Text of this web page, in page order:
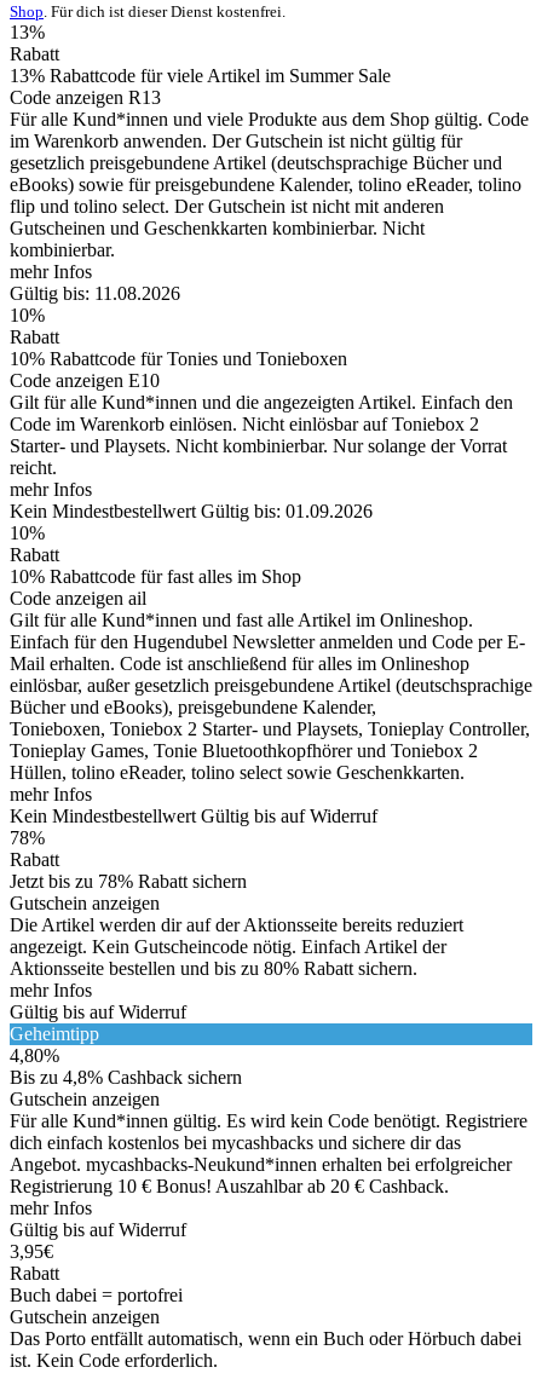
Shop . Für dich ist dieser Dienst kostenfrei.
13%
Rabatt
13% Rabattcode für viele Artikel im Summer Sale
Code anzeigen R13
Für alle Kund*innen und viele Produkte aus dem Shop gültig. Code
im Warenkorb anwenden. Der Gutschein ist nicht gültig für
gesetzlich preisgebundene Artikel (deutschsprachige Bücher und
eBooks) sowie für preisgebundene Kalender, tolino eReader, tolino
flip und tolino select. Der Gutschein ist nicht mit anderen
Gutscheinen und Geschenkkarten kombinierbar. Nicht
kombinierbar.
mehr Infos
Gültig bis: 11.08.2026
10%
Rabatt
10% Rabattcode für Tonies und Tonieboxen
Code anzeigen E10
Gilt für alle Kund*innen und die angezeigten Artikel. Einfach den
Code im Warenkorb einlösen. Nicht einlösbar auf Toniebox 2
Starter- und Playsets. Nicht kombinierbar. Nur solange der Vorrat
reicht.
mehr Infos
Kein Mindestbestellwert Gültig bis: 01.09.2026
10%
Rabatt
10% Rabattcode für fast alles im Shop
Code anzeigen ail
Gilt für alle Kund*innen und fast alle Artikel im Onlineshop.
Einfach für den Hugendubel Newsletter anmelden und Code per E-
Mail erhalten. Code ist anschließend für alles im Onlineshop
einlösbar, außer gesetzlich preisgebundene Artikel (deutschsprachige
Bücher und eBooks), preisgebundene Kalender,
Tonieboxen, Toniebox 2 Starter- und Playsets, Tonieplay Controller,
Tonieplay Games, Tonie Bluetoothkopfhörer und Toniebox 2
Hüllen, tolino eReader, tolino select sowie Geschenkkarten.
mehr Infos
Kein Mindestbestellwert Gültig bis auf Widerruf
78%
Rabatt
Jetzt bis zu 78% Rabatt sichern
Gutschein anzeigen
Die Artikel werden dir auf der Aktionsseite bereits reduziert
angezeigt. Kein Gutscheincode nötig. Einfach Artikel der
Aktionsseite bestellen und bis zu 80% Rabatt sichern.
mehr Infos
Gültig bis auf Widerruf
Geheimtipp
4,80%
Bis zu 4,8% Cashback sichern
Gutschein anzeigen
Für alle Kund*innen gültig. Es wird kein Code benötigt. Registriere
dich einfach kostenlos bei mycashbacks und sichere dir das
Angebot. mycashbacks-Neukund*innen erhalten bei erfolgreicher
Registrierung 10 € Bonus! Auszahlbar ab 20 € Cashback.
mehr Infos
Gültig bis auf Widerruf
3,95€
Rabatt
Buch dabei = portofrei
Gutschein anzeigen
Das Porto entfällt automatisch, wenn ein Buch oder Hörbuch dabei
ist. Kein Code erforderlich.